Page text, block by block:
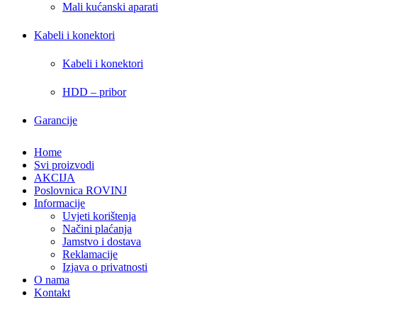
Mali kućanski aparati
Kabeli i konektori
Kabeli i konektori
HDD – pribor
Garancije
Home
Svi proizvodi
AKCIJA
Poslovnica ROVINJ
Informacije
Uvjeti korištenja
Načini plaćanja
Jamstvo i dostava
Reklamacije
Izjava o privatnosti
O nama
Kontakt